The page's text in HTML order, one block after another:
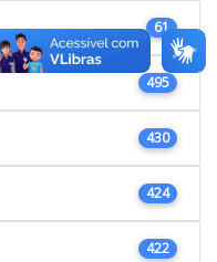
61
495
430
424
422